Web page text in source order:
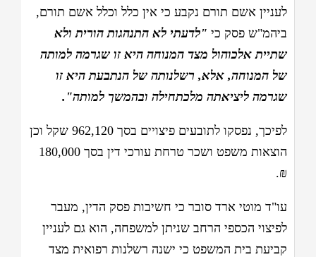
לעניין אשם תורם נקבע כי אין כלל וכלל אשם תורם,
ביהמ"ש פסק כי "לדעתי לא התנהגות הורית ולא
שתיית אלכוהול מצד המנוחה היא זו שגרמה למותה
של המנוחה, אלא, רשלנותה של הנתבעת היא זו
שגרמה ליציאתה מלכתחילה ובהמשך למותה".
לפיכך, נפסקו לתובעים פיצויים בסך 962,120 שקל וכן
הוצאות משפט ושכר טרחת עורכי דין בסך 180,000
₪.
עו"ד מוטי ארד סובר כי חשיבות פסק הדין, מעבר
לפיצוי הכספי הרחב שניתן למשפחה, הוא גם לעניין
קביעת בית המשפט כי ישנה רשלנות רפואית מצד